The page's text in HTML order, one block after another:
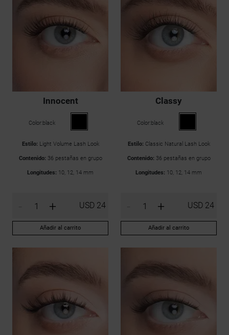
Innocent
Color:black
Estilo: Light Volume Lash Look
Contenido: 36 pestañas en grupo
Longitudes: 10, 12, 14 mm
USD 24
+
Añadir al carrito
Classy
Color:black
Estilo: Classic Natural Lash Look
Contenido: 36 pestañas en grupo
Longitudes: 10, 12, 14 mm
USD 24
+
Añadir al carrito